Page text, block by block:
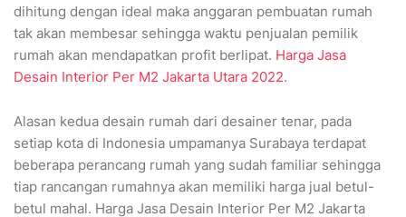
dihitung dengan ideal maka anggaran pembuatan rumah
tak akan membesar sehingga waktu penjualan pemilik
rumah akan mendapatkan profit berlipat. Harga Jasa
Desain Interior Per M2 Jakarta Utara 2022.
Alasan kedua desain rumah dari desainer tenar, pada
setiap kota di Indonesia umpamanya Surabaya terdapat
beberapa perancang rumah yang sudah familiar sehingga
tiap rancangan rumahnya akan memiliki harga jual betul-
betul mahal. Harga Jasa Desain Interior Per M2 Jakarta